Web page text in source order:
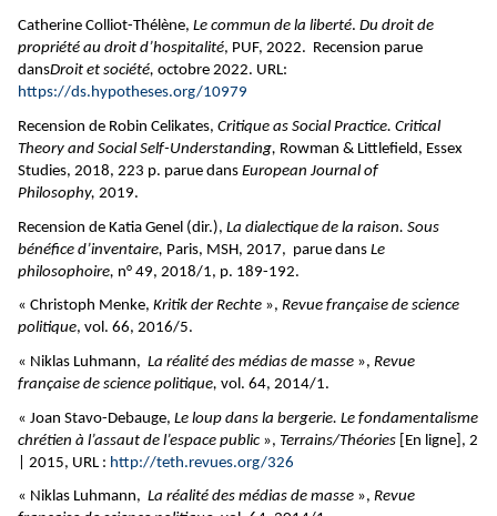
Catherine Colliot-Thélène, Le commun de la liberté. Du droit de
propriété au droit d’hospitalité, PUF, 2022. Recension parue
dansDroit et société, octobre 2022. URL:
https://ds.hypotheses.org/10979
Recension de Robin Celikates, Critique as Social Practice. Critical
Theory and Social Self-Understanding, Rowman & Littlefield, Essex
Studies, 2018, 223 p. parue dans European Journal of
Philosophy, 2019.
Recension de Katia Genel (dir.), La dialectique de la raison. Sous
bénéfice d’inventaire, Paris, MSH, 2017, parue dans Le
philosophoire, n° 49, 2018/1, p. 189-192.
« Christoph Menke, Kritik der Rechte », Revue française de science
politique, vol. 66, 2016/5.
« Niklas Luhmann, La réalité des médias de masse », Revue
française de science politique, vol. 64, 2014/1.
« Joan Stavo-Debauge, Le loup dans la bergerie. Le fondamentalisme
chrétien à l’assaut de l’espace public », Terrains/Théories [En ligne], 2
| 2015, URL : http://teth.revues.org/326
« Niklas Luhmann, La réalité des médias de masse », Revue